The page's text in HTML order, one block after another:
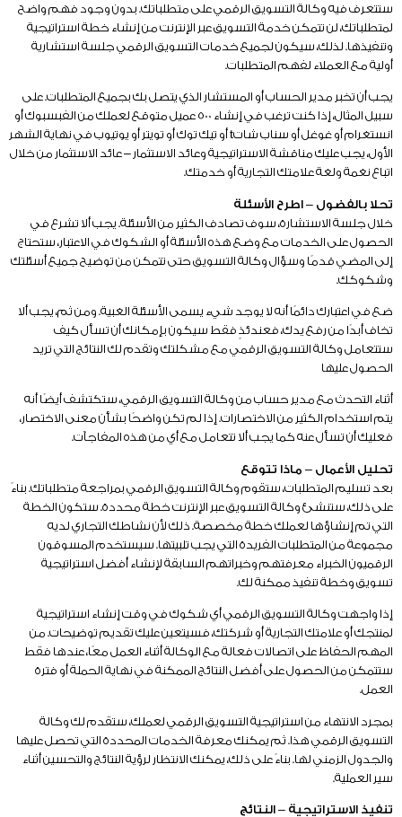
ستتعرف فيه وكالة التسويق الرقمي على متطلباتك. بدون وجود فهم واضح
لمتطلباتك، لن تتمكن خدمة التسويق عبر الإنترنت من إنشاء خطة استراتيجية
وتنفيذها. لذلك، سيكون لجميع خدمات التسويق الرقمي جلسة استشارية
أولية مع العملاء لفهم المتطلبات.
يجب أن تخبر مدير الحساب أو المستشار الذي يتصل بك بجميع المتطلبات. على
سبيل المثال، إذا كنت ترغب في إنشاء 500 عميل متوقع لعملك من الفبسبوك أو
انستغرام أو غوغل أو سناب شاتt أو تيك توك أو تويتر أو يوتيوب في نهاية الشهر
الأول، يجب عليك مناقشة الاستراتيجية وعائد الاستثمار – عائد الاستثمار من خلال
اتباع نغمة ولغة علامتك التجارية أو خدمتك.
تحلا بالفضول – اطرح الأسئلة
خلال جلسة الاستشارة، سوف تصادف الكثير من الأسئلة. يجب ألا تشرع في
الحصول على الخدمات مع وضع هذه الأسئلة أو الشكوك في الاعتبار، ستحتاج
إلى المضي قدمًا وسؤال وكالة التسويق حتى تتمكن من توضيح جميع أسئلتك
وشكوكك.
ضع في اعتبارك دائمًا أنه لا يوجد شيء يسمى الأسئلة الغبية. ومن ثم، يجب ألا
تخاف أبدًا من رفع يدك، فعندئذٍ فقط سيكون بإمكانك أن تسأل كيف
ستتعامل وكالة التسويق الرقمي مع مشكلتك وتقدم لك النتائج التي تريد
الحصول عليها
أثناء التحدث مع مدير حساب من وكالة التسويق الرقمي، ستكتشف أيضًا أنه
يتم استخدام الكثير من الاختصارات. إذا لم تكن واضحًا بشأن معنى الاختصار،
فعليك أن تسأل عنه كما يجب ألا تتعامل مع أي من هذه المفاجآت.
تحليل الأعمال – ماذا تتوقع
بعد تسليم المتطلبات، ستقوم وكالة التسويق الرقمي بمراجعة متطلباتك. بناءً
على ذلك، ستنشئ وكالة التسويق عبر الإنترنت خطة محددة. ستكون الخطة
التي تم إنشاؤها لعملك خطة مخصصة. ذلك لأن نشاطك التجاري لديه
مجموعة من المتطلبات الفريدة التي يجب تلبيتها. سيستخدم المسوقون
الرقميون الخبراء معرفتهم وخبراتهم السابقة لإنشاء أفضل استراتيجية
تسويق وخطة تنفيذ ممكنة لك.
إذا واجهت وكالة التسويق الرقمي أي شكوك في وقت إنشاء استراتيجية
لمنتجك أو علامتك التجارية أو شركتك، فسيتعين عليك تقديم توضيحات. من
المهم الحفاظ على اتصالات فعالة مع الوكالة أثناء العمل معًا، عندها فقط
ستتمكن من الحصول على أفضل النتائج الممكنة في نهاية الحملة أو فترة
العمل.
بمجرد الانتهاء من استراتيجية التسويق الرقمي لعملك، ستقدم لك وكالة
التسويق الرقمي هذا. ثم يمكنك معرفة الخدمات المحددة التي تحصل عليها
والجدول الزمني لها. بناءً على ذلك، يمكنك الانتظار لرؤية النتائج والتحسين أثناء
سير العملية.
تنفيذ الاستراتيجية – النتائج